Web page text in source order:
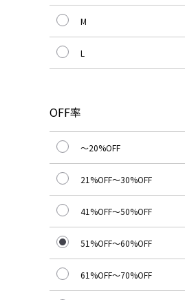
M
L
OFF率
～20%OFF
21%OFF～30%OFF
41%OFF～50%OFF
51%OFF～60%OFF
61%OFF～70%OFF